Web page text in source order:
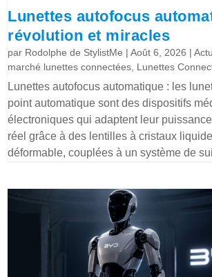
Lunettes autofocus
révolution et miracles
par Rodolphe de StylistMe |Août 6, 2026 |
marché lunettes connectées, Lunettes
Lunettes autofocus automatique : les
point automatique sont des dispositifs
électroniques qui adaptent leur
réel grâce à des lentilles à cristaux
déformable, couplées à un système de